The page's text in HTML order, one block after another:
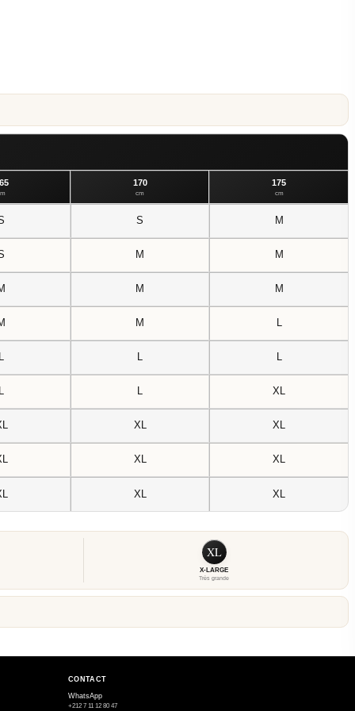
170
cm
175
cm
S M
M M
M M
M L
L L
L XL
XL XL
XL XL
XL XL
XL
X-LARGE
Très grande
CONTACT
WhatsApp
+212 7 11 12 80 47